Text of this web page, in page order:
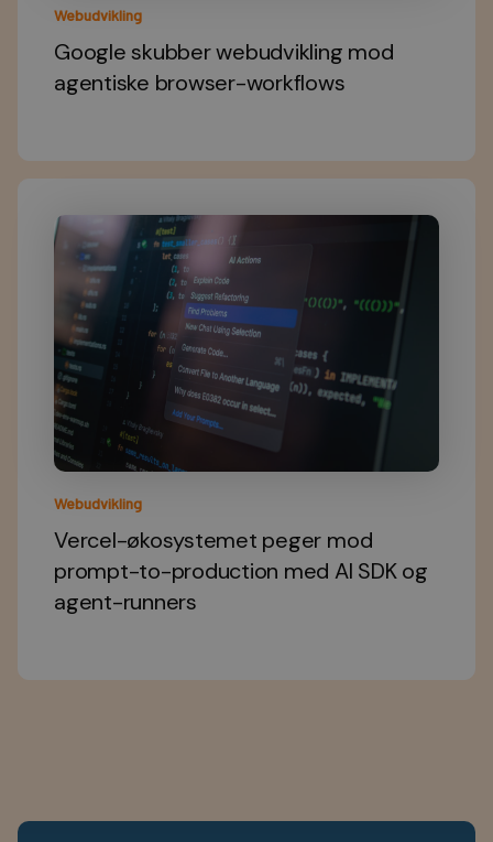
Webudvikling
Google skubber webudvikling mod
agentiske browser-workflows
Webudvikling
Vercel-økosystemet peger mod
prompt-to-production med AI SDK og
agent-runners